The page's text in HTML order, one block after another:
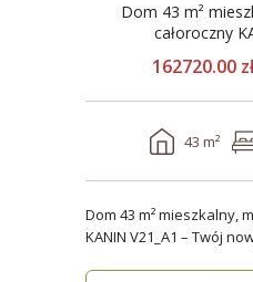
Dom 43 m²
całoroczny
162720.00 zł
43 m²
Dom 43 m² mieszkalny,
KANIN V21_A1 – Twój